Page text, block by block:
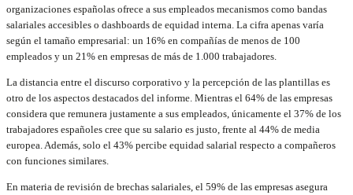
organizaciones españolas ofrece a sus empleados mecanismos como bandas
salariales accesibles o dashboards de equidad interna. La cifra apenas varía
según el tamaño empresarial: un 16% en compañías de menos de 100
empleados y un 21% en empresas de más de 1.000 trabajadores.
La distancia entre el discurso corporativo y la percepción de las plantillas es
otro de los aspectos destacados del informe. Mientras el 64% de las empresas
considera que remunera justamente a sus empleados, únicamente el 37% de los
trabajadores españoles cree que su salario es justo, frente al 44% de media
europea. Además, solo el 43% percibe equidad salarial respecto a compañeros
con funciones similares.
En materia de revisión de brechas salariales, el 59% de las empresas asegura